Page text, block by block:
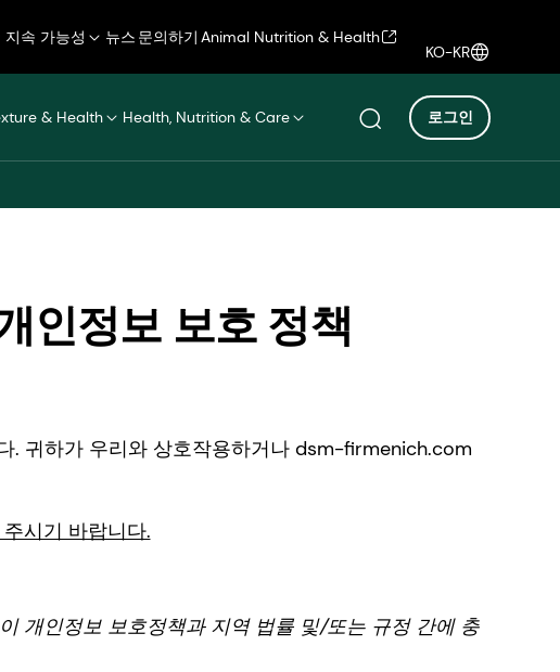
지속 가능성 뉴스 문의하기 Animal Nutrition & Health
KO-KR
& Health Health, Nutrition & Care 로그인
인정보 보호 정책
. 귀하가 우리와 상호작용하거나 dsm-firmenich.com
시기 바랍니다.
개인정보 보호정책과 지역 법률 및/또는 규정 간에 충